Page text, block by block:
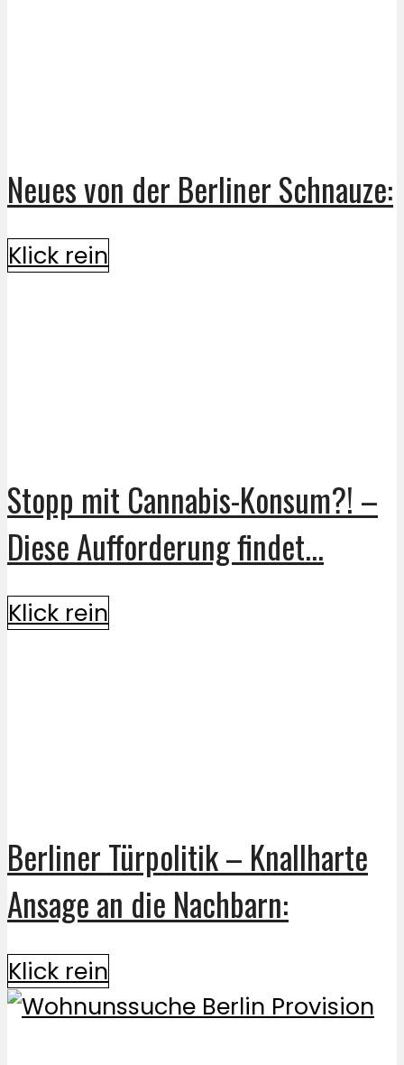
Neues von der Berliner Schnauze:
Klick rein
Stopp mit Cannabis-Konsum?! –
Diese Aufforderung findet...
Klick rein
Berliner Türpolitik – Knallharte
Ansage an die Nachbarn:
Klick rein